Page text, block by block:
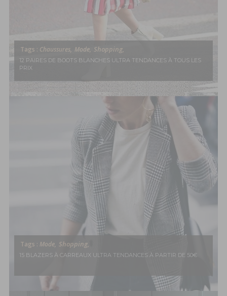
Tags : Chaussures, Mode, Shopping,
12 PAIRES DE BOOTS BLANCHES ULTRA TENDANCES À TOUS LES
PRIX
Tags : Mode, Shopping,
15 BLAZERS À CARREAUX ULTRA TENDANCES À PARTIR DE 50€